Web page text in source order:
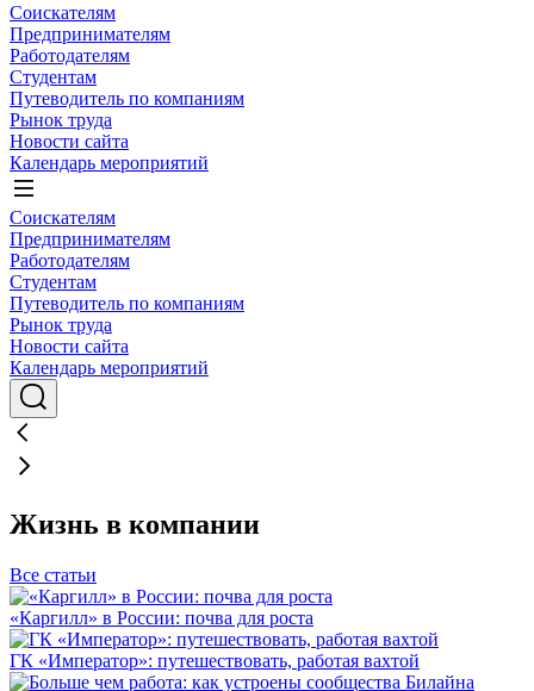
Соискателям
Предпринимателям
Работодателям
Студентам
Путеводитель по компаниям
Рынок труда
Новости сайта
Календарь мероприятий
Соискателям
Предпринимателям
Работодателям
Студентам
Путеводитель по компаниям
Рынок труда
Новости сайта
Календарь мероприятий
Жизнь в компании
Все статьи
«Каргилл» в России: почва для роста
ГК «Император»: путешествовать, работая вахтой